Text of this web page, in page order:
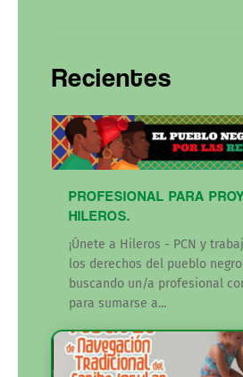
Recientes
PROFESIONAL PARA
HILEROS.
¡Únete a Hileros - PCN y
los derechos del pueblo
buscando un/a profesional
para sumarse a...